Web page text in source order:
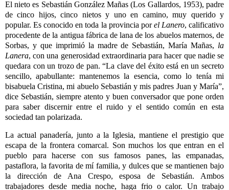
El nieto es Sebastián González Mañas (Los Gallardos, 1953), padre
de cinco hijos, cinco nietos y uno en camino, muy querido y
popular. Es conocido en toda la provincia porel Lanero, calificativo
procedente de la antigua fábrica de lana de los abuelos maternos, de
Sorbas, y que imprimió la madre de Sebastián, María Mañas, la
Lanera, con una generosidad extraordinaria para hacer que nadie se
quedara con un trozo de pan. “La clave del éxito está en un secreto
sencillo, apabullante: mantenemos la esencia, como lo tenía mi
bisabuela Cristina, mi abuelo Sebastián y mis padres Juan y María”,
dice Sebastián, siempre atento y buen conversador que pone orden
para saber discernir entre el ruido y el sentido común en esta
sociedad tan polarizada.
La actual panadería, junto a la Iglesia, mantiene el prestigio que
escapa de la frontera comarcal. Son muchos los que entran en el
pueblo para hacerse con sus famosos panes, las empanadas,
pastaflora, la favorita de mí familia, y dulces que se mantienen bajo
la dirección de Ana Crespo, esposa de Sebastián. Ambos
trabajadores desde media noche, haga frio o calor. Un trabajo